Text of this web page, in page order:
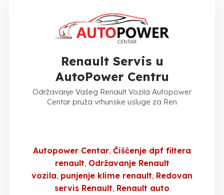
Renault Servis u
AutoPower Centru
Održavanje Vašeg Renault Vozila Autopower
Centar pruža vrhunske usluge za Ren
Autopower Centar Čišćenje dpf filtera
renault Održavanje Renault
vozila punjenje klime renault Redovan
servis Renault Renault auto